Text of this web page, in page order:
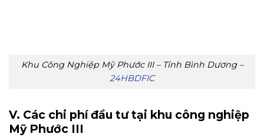
Khu Công Nghiệp Mỹ Phước III – Tỉnh Bình Dương –
24HBDFIC
V. Các chi phí đầu tư tại khu công nghiệp
Mỹ Phước III